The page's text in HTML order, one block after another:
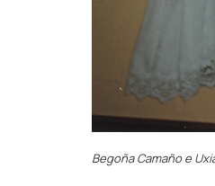
Begoña Camaño e